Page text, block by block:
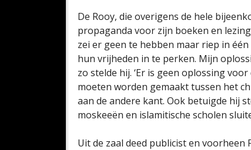
De Rooy, die overigens de hele
propaganda voor zijn boeken en
zei er geen te hebben maar riep in
hun vrijheden in te perken. Mijn
zo stelde hij. ‘Er is geen oplossing
moeten worden gemaakt tussen het
aan de andere kant. Ook betuigde hij
moskeeën en islamitische scholen
Uit de zaal deed publicist en voorheen